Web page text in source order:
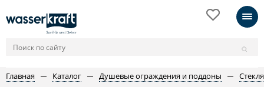
Главная Каталог Душевые ограждения и поддоны